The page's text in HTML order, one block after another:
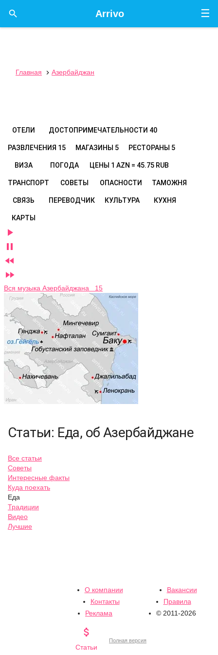
☰
Arrivo

Главная  Азербайджан
ОТЕЛИ ДОСТОПРИМЕЧАТЕЛЬНОСТИ 40
РАЗВЛЕЧЕНИЯ 15 МАГАЗИНЫ 5 РЕСТОРАНЫ 5
ВИЗА ПОГОДА ЦЕНЫ 1 AZN = 45.75 RUB
ТРАНСПОРТ СОВЕТЫ ОПАСНОСТИ ТАМОЖНЯ
СВЯЗЬ ПЕРЕВОДЧИК КУЛЬТУРА КУХНЯ
КАРТЫ




Вся музыка Азербайджана 15
Статьи: Еда, об Азербайджане
Все статьи
Советы
Интересные факты
Куда поехать
Еда
Традиции
Видео
Лучшие
О компании
Вакансии
Контакты
Правила
Реклама
© 2011-2026

Статьи
Полная версия